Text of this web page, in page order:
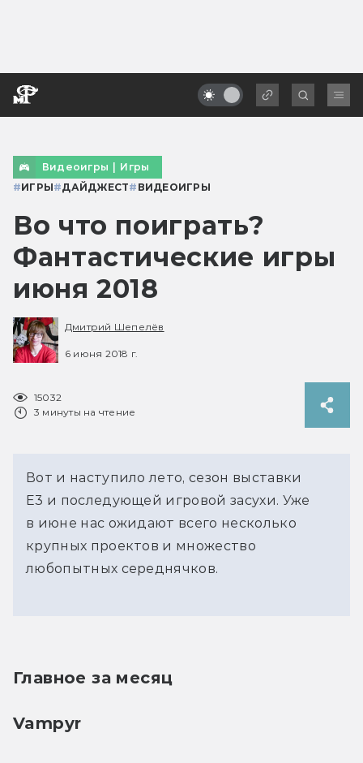
Видеоигры | Игры
#ИГРЫ#ДАЙДЖЕСТ# ВИДЕОИГРЫ
Во что поиграть?
Фантастические игры
июня 2018
Дмитрий Шепелёв
6 июня 2018 г.
15032
3 минуты на чтение
Вот и наступило лето, сезон выставки
E3 и последующей игровой засухи. Уже
в июне нас ожидают всего несколько
крупных проектов и множество
любопытных середнячков.
Главное за месяц
Vampyr